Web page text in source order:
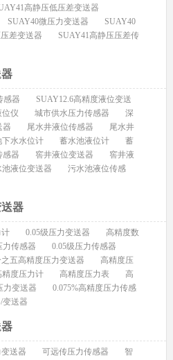
高静压低压差变送器
SUAY40微压力变送器
SUAY40
差变送器
SUAY41高静压压差传
感器
SUAY12.6高精度液位变送
仪 城市供水压力传感器
深
器 尾水井液位传感器
尾水井
下水水位计 蓄水池液位计
蓄
感器 窖井液位变送器
窖井液
池液位变送器
污水池液位传感
器
0.05级压力变送器
高精度数
力传感器
0.05级压力传感器
五高精度压力变送器
高精度压
精度压力计 高精度压力表
高
力变送器
0.075%高精度压力传感
变送器
送器 可远传压力传感器
智